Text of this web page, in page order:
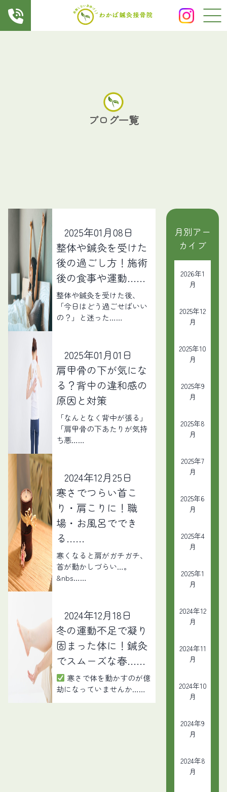
ブログ一覧
2025年01月08日
整体や鍼灸を受けた
後の過ごし方！施術
後の食事や運動……
整体や鍼灸を受けた後、
「今日はどう過ごせばいい
の？」と迷った……
2025年01月01日
肩甲骨の下が気にな
る？背中の違和感の
原因と対策
「なんとなく背中が張る」
「肩甲骨の下あたりが気持
ち悪……
2024年12月25日
寒さでつらい首こ
り・肩こりに！職
場・お風呂ででき
る……
寒くなると肩がガチガチ、
首が動かしづらい…。
&nbs……
2024年12月18日
冬の運動不足で凝り
固まった体に！鍼灸
でスムーズな春……
寒さで体を動かすのが億
劫になっていませんか……
月別アー
カイブ
2026年1
月
2025年12
月
2025年10
月
2025年9
月
2025年8
月
2025年7
月
2025年6
月
2025年4
月
2025年1
月
2024年12
月
2024年11
月
2024年10
月
2024年9
月
2024年8
月